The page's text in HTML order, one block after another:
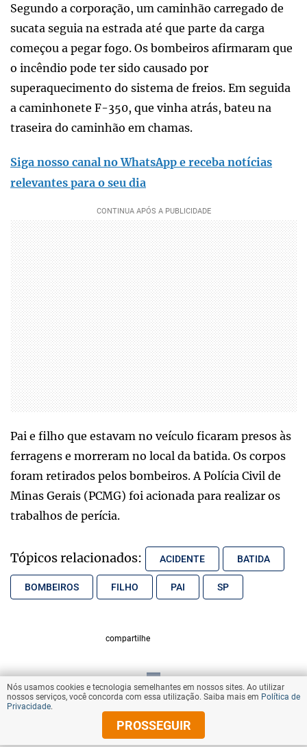
Segundo a corporação, um caminhão carregado de
sucata seguia na estrada até que parte da carga
começou a pegar fogo. Os bombeiros afirmaram que
o incêndio pode ter sido causado por
superaquecimento do sistema de freios. Em seguida
a caminhonete F-350, que vinha atrás, bateu na
traseira do caminhão em chamas.
Siga nosso canal no WhatsApp e receba notícias
relevantes para o seu dia
Pai e filho que estavam no veículo ficaram presos às
ferragens e morreram no local da batida. Os corpos
foram retirados pelos bombeiros. A Polícia Civil de
Minas Gerais (PCMG) foi acionada para realizar os
trabalhos de perícia.
Tópicos relacionados: ACIDENTE BATIDA
BOMBEIROS FILHO PAI SP
compartilhe
VOLTAR AO TOPO
© Copyright 2026 Diários Associados
Nós usamos cookies e tecnologia semelhantes em nossos sites. Ao utilizar
nossos serviços, você concorda com essa utilização. Saiba mais em Política de
Privacidade.
PROSSEGUIR